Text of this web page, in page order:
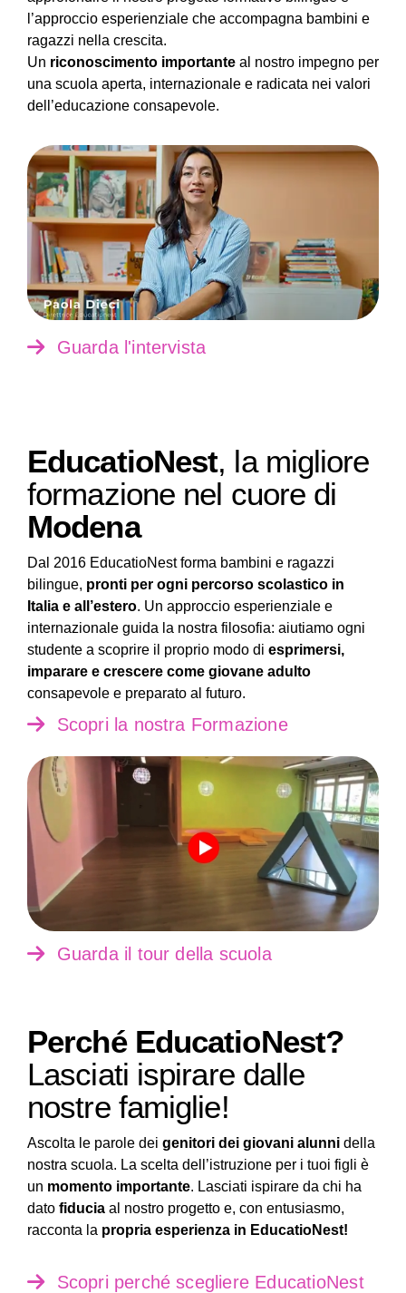
l’approccio esperienziale che accompagna bambini e
ragazzi nella crescita.
Un riconoscimento importante al nostro impegno per
una scuola aperta, internazionale e radicata nei valori
dell’educazione consapevole.
Guarda l'intervista
EducatioNest, la migliore
formazione nel cuore di
Modena
Dal 2016 EducatioNest forma bambini e ragazzi
bilingue, pronti per ogni percorso scolastico in
Italia e all’estero. Un approccio esperienziale e
internazionale guida la nostra filosofia: aiutiamo ogni
studente a scoprire il proprio modo di esprimersi,
imparare e crescere come giovane adulto
consapevole e preparato al futuro.
Scopri la nostra Formazione
Guarda il tour della scuola
Perché EducatioNest?
Lasciati ispirare dalle
nostre famiglie!
Ascolta le parole dei genitori dei giovani alunni della
nostra scuola. La scelta dell’istruzione per i tuoi figli è
un momento importante. Lasciati ispirare da chi ha
dato fiducia al nostro progetto e, con entusiasmo,
racconta la propria esperienza in EducatioNest!
Scopri perché scegliere EducatioNest